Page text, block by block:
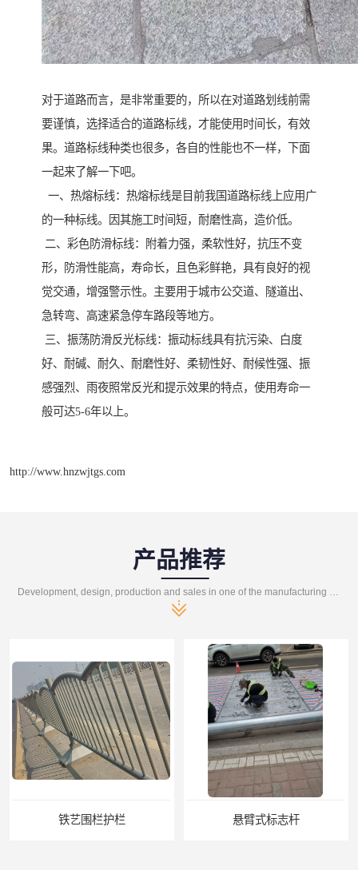
对于道路而言，是非常重要的，所以在对道路划线前需
要谨慎，选择适合的道路标线，才能使用时间长，有效
果。道路标线种类也很多，各自的性能也不一样，下面
一起来了解一下吧。
一、热熔标线：热熔标线是目前我国道路标线上应用广
的一种标线。因其施工时间短，耐磨性高，造价低。
二、彩色防滑标线：附着力强，柔软性好，抗压不变
形，防滑性能高，寿命长，且色彩鲜艳，具有良好的视
觉交通，增强警示性。主要用于城市公交道、隧道出、
急转弯、高速紧急停车路段等地方。
三、振荡防滑反光标线：振动标线具有抗污染、白度
好、耐碱、耐久、耐磨性好、柔韧性好、耐候性强、振
感强烈、雨夜照常反光和提示效果的特点，使用寿命一
般可达5-6年以上。
http://www.hnzwjtgs.com
产品推荐
铁艺围栏护栏 悬臂式标志杆